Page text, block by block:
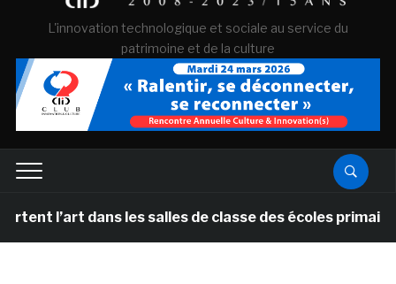
L'innovation technologique et sociale au service du
patrimoine et de la culture
l’art dans les salles de classe des écoles primaires des